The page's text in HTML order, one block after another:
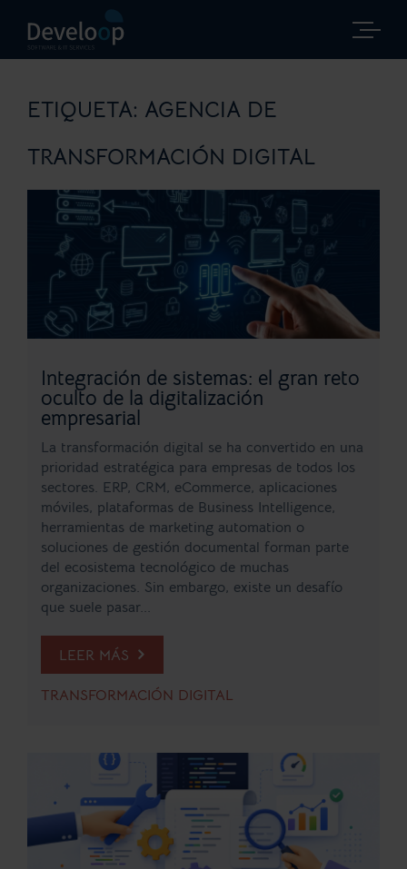
ETIQUETA: AGENCIA DE
TRANSFORMACIÓN DIGITAL
Integración de sistemas: el gran reto
oculto de la digitalización
empresarial
La transformación digital se ha convertido en una
prioridad estratégica para empresas de todos los
sectores. ERP, CRM, eCommerce, aplicaciones
móviles, plataformas de Business Intelligence,
herramientas de marketing automation o
soluciones de gestión documental forman parte
del ecosistema tecnológico de muchas
organizaciones. Sin embargo, existe un desafío
que suele pasar...
LEER MÁS
TRANSFORMACIÓN DIGITAL